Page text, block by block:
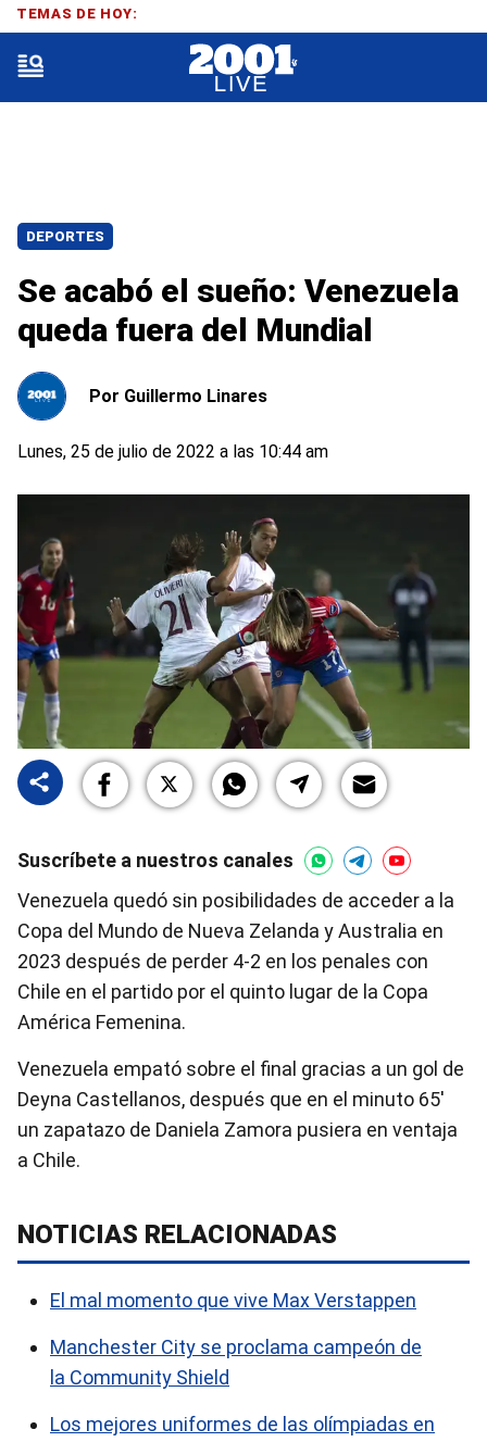
DEPORTES
Se acabó el sueño: Venezuela
queda fuera del Mundial
Por Guillermo Linares
Lunes, 25 de julio de 2022 a las 10:44 am
Suscríbete a nuestros canales
Venezuela quedó sin posibilidades de acceder a la
Copa del Mundo de Nueva Zelanda y Australia en
2023 después de perder 4-2 en los penales con
Chile en el partido por el quinto lugar de la Copa
América Femenina.
Venezuela empató sobre el final gracias a un gol de
Deyna Castellanos, después que en el minuto 65′
un zapatazo de Daniela Zamora pusiera en ventaja
a Chile.
NOTICIAS RELACIONADAS
El mal momento que vive Max Verstappen
Manchester City se proclama campeón de
la Community Shield
Los mejores uniformes de las olímpiadas en
TEMAS DE HOY: